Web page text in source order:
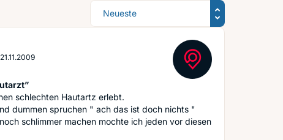
Sortierung
21.11.2009
schlechten Hautartz erlebt.
dummen spruchen " ach das ist doch nichts "
schlimmer machen mochte ich jeden vor diesen